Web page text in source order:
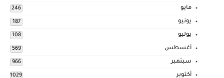
مايو 246
يونيو 187
يوليو 108
أغسطس 569
سبتمبر 966
أكتوبر 1029